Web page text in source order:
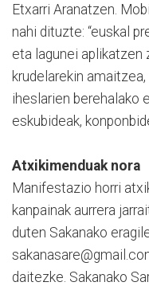
Etxarri Aranatzen.
nahi dituzte: “euskal
eta lagunei
krudelarekin
iheslarien berehalako
eskubideak,
Atxikimenduak nora
Manifestazio horri
kanpainak aurrera
duten Sakanako
daitezke. Sakanako